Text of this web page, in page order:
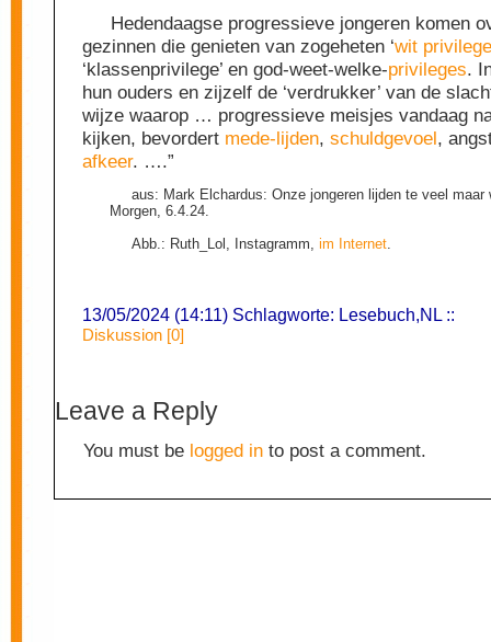
Hedendaagse progressieve jongeren komen
gezinnen die genieten van zogeheten ‘wit privilege
‘klassenprivilege’ en god-weet-welke-privileges.
hun ouders en zijzelf de ‘verdrukker’ van de
wijze waarop … progressieve meisjes vandaag
kijken, bevordert mede-lijden, schuldgevoel,
afkeer. ….”
aus: Mark Elchardus: Onze jongeren lijden te veel maar
Morgen, 6.4.24.
Abb.: Ruth_Lol, Instagramm, im Internet.
13/05/2024 (14:11) Schlagworte: Lesebuch,NL ::
Diskussion [0]
Leave a Reply
You must be logged in to post a comment.